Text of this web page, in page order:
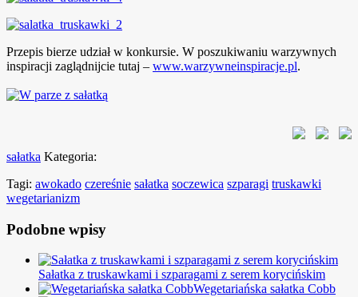
Przepis bierze udział w konkursie. W poszukiwaniu warzywnych
inspiracji zaglądnijcie tutaj – www.warzywneinspiracje.pl.
sałatka Kategoria:
Tagi: awokado czereśnie sałatka soczewica szparagi truskawki
wegetarianizm
Podobne wpisy
Sałatka z truskawkami i szparagami z serem korycińskim
Wegetariańska sałatka Cobb